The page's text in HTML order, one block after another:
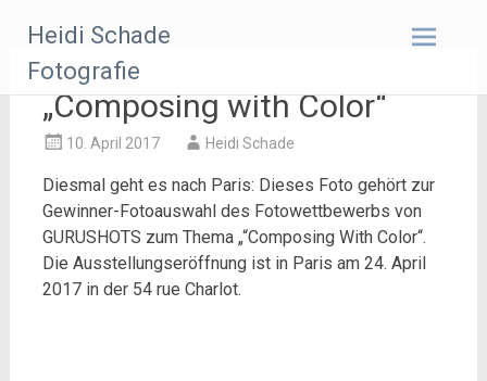
Inhalt
springen
Heidi Schade
Fotografie
„Composing with Color“
10. April 2017 Heidi Schade
Diesmal geht es nach Paris: Dieses Foto gehört zur
Gewinner-Fotoauswahl des Fotowettbewerbs von
GURUSHOTS zum Thema „“Composing With Color“.
Die Ausstellungseröffnung ist in Paris am 24. April
2017 in der 54 rue Charlot.